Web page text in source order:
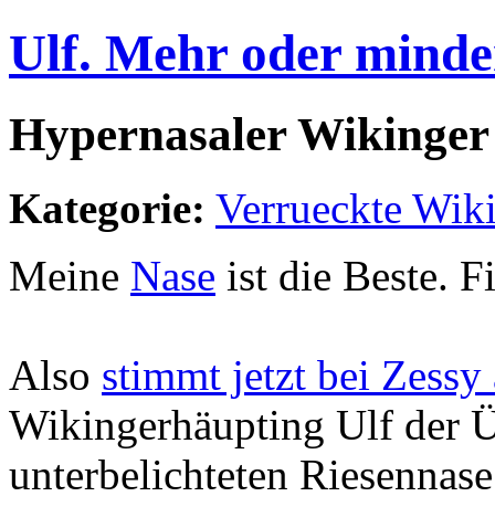
Ulf. Mehr oder
Hypernasaler Wikinger
Kategorie: Verrueckte
Meine Nase ist die Beste.
Also stimmt jetzt bei Zessy
Wikingerhäupting Ulf der
unterbelichteten